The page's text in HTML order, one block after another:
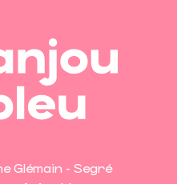
Glémain - Segré